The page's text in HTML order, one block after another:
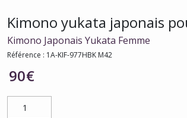
Kimono yukata japonais
Kimono Japonais Yukata Femme
Référence : 1A-KIF-977HBK M42
90€